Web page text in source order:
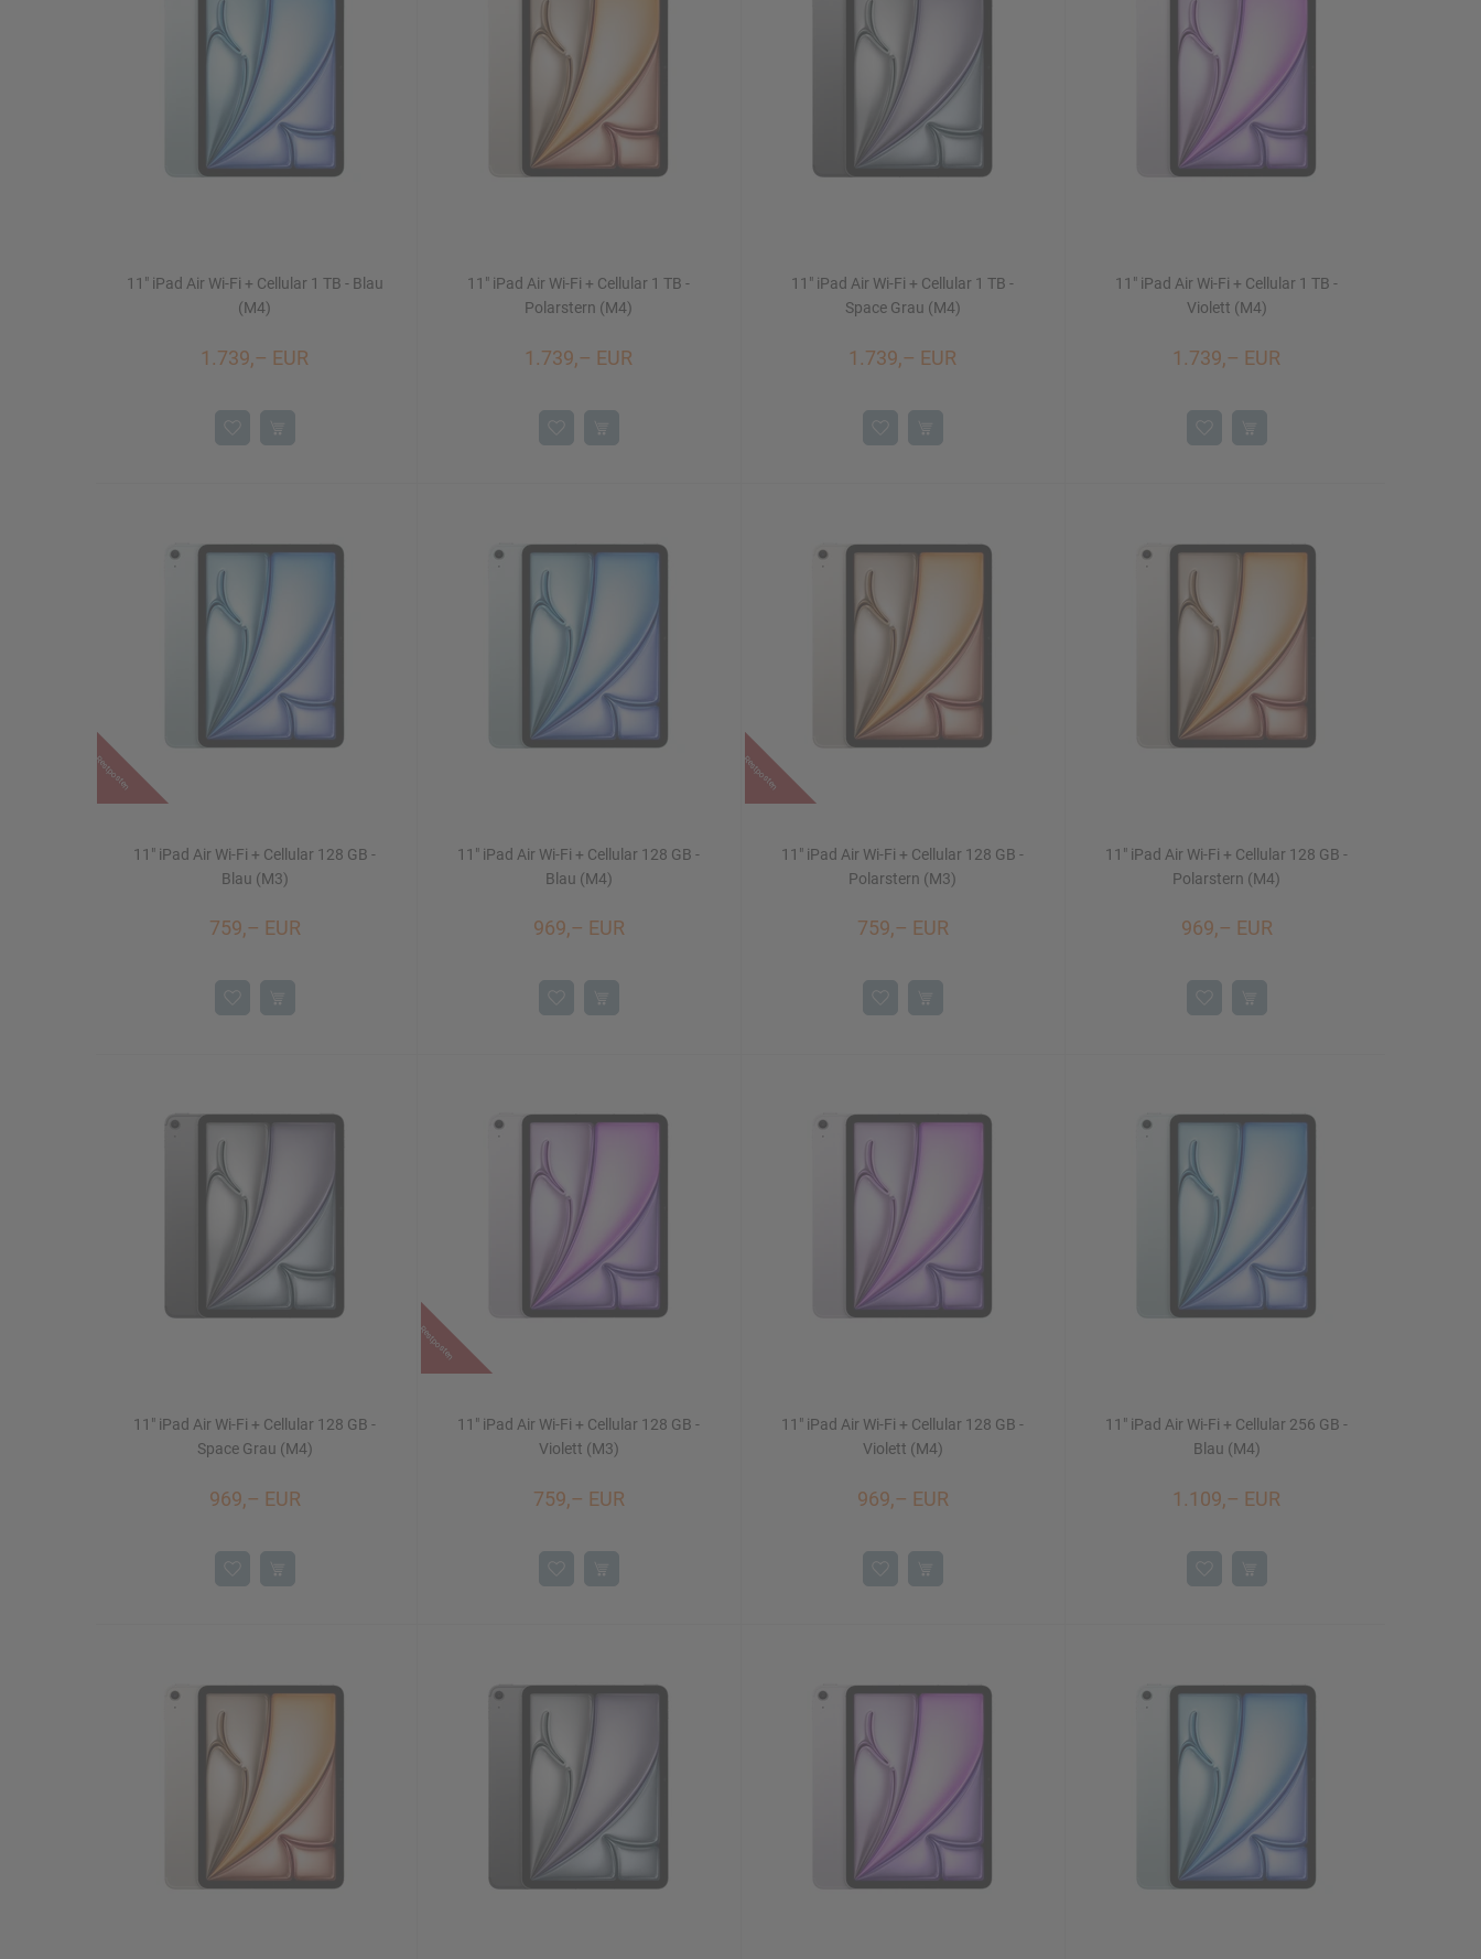
Mac Studio
iMac 24"
Displays NEU
iPhone 16/16 Plus
11" iPad Air Wi-Fi + Cellular 1 TB - Blau
(M4)
1.739,– EUR
11" iPad Air Wi-Fi + Cellular 1 TB -
Polarstern (M4)
1.739,– EUR
11" iPad Air Wi-Fi + Cellular 1 TB -
Space Grau (M4)
1.739,– EUR
11" iPad Air Wi-Fi + Cellular 1 TB -
Violett (M4)
1.739,– EUR
Restposten
11" iPad Air Wi-Fi + Cellular 128 GB -
Blau (M3)
759,– EUR
11" iPad Air Wi-Fi + Cellular 128 GB -
Blau (M4)
969,– EUR
Restposten
11" iPad Air Wi-Fi + Cellular 128 GB -
Polarstern (M3)
759,– EUR
11" iPad Air Wi-Fi + Cellular 128 GB -
Polarstern (M4)
969,– EUR
11" iPad Air Wi-Fi + Cellular 128 GB -
Space Grau (M4)
969,– EUR
Restposten
11" iPad Air Wi-Fi + Cellular 128 GB -
Violett (M3)
759,– EUR
11" iPad Air Wi-Fi + Cellular 128 GB -
Violett (M4)
969,– EUR
11" iPad Air Wi-Fi + Cellular 256 GB -
Blau (M4)
1.109,– EUR